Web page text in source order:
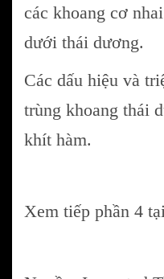
các khoang cơ
dưới thái dương.
Các dấu hiệu và
trùng khoang thái
khít hàm.
Xem tiếp phần 4 tại